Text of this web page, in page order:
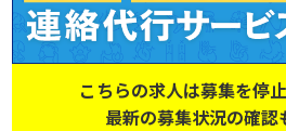
こちらの求人は募集を停
最新の募集状況の確認